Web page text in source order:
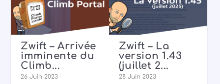
Zwift – Arrivée
imminente du
Climb...
26 Juin 2023
Zwift – La
version 1.43
(juillet 2...
28 Juin 2023